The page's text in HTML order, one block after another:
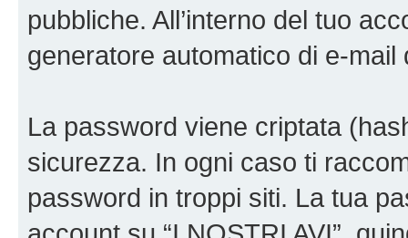
pubbliche. All’interno del tuo
generatore automatico di e-mail
La password viene criptata
sicurezza. In ogni caso ti
password in troppi siti. La tua